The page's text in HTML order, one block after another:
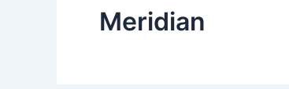
Meridian